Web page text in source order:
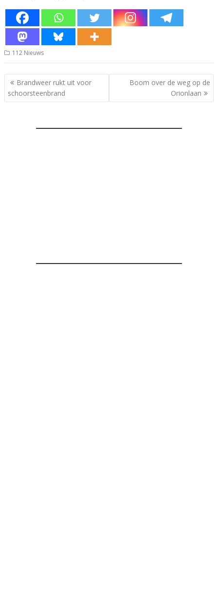
112 Nieuws
Bericht
navigatie
Brandweer rukt uit voor
schoorsteenbrand
Boom over de weg op de
Orionlaan